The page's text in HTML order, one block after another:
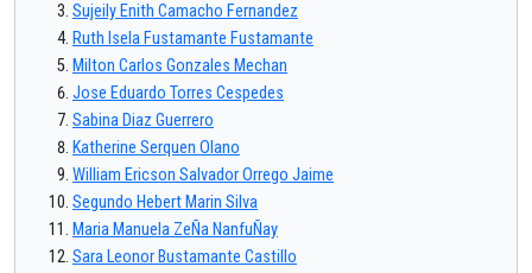
Sujeily Enith Camacho Fernandez
Ruth Isela Fustamante Fustamante
Milton Carlos Gonzales Mechan
Jose Eduardo Torres Cespedes
Sabina Diaz Guerrero
Katherine Serquen Olano
William Ericson Salvador Orrego Jaime
Segundo Hebert Marin Silva
Maria Manuela ZeÑa NanfuÑay
Sara Leonor Bustamante Castillo